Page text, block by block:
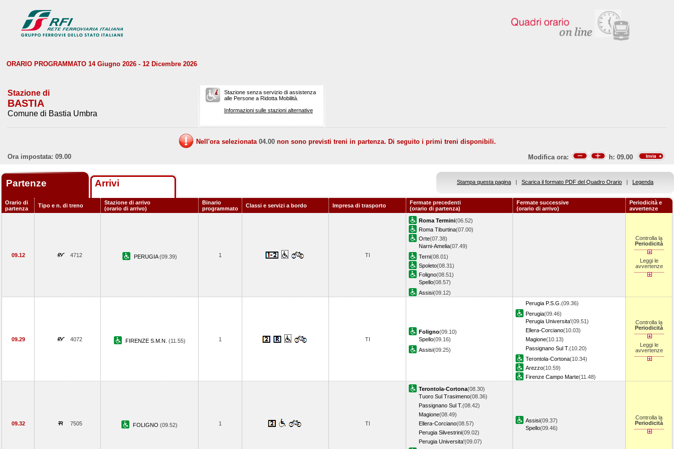
ORARIO PROGRAMMATO 14 Giugno 2026 - 12 Dicembre 2026
Stazione di
BASTIA
Comune di Bastia Umbra
Stazione senza servizio di assistenza
alle Persone a Ridotta Mobilità.
Informazioni sulle stazioni alternative
Nell'ora selezionata 04.00 non sono previsti treni in partenza. Di seguito i primi treni disponibili.
Ora impostata: 09.00
Modifica ora: h: 09.00
Partenze Arrivi Stampa questa pagina | Scarica il formato PDF del Quadro Orario | Legenda
Orario di
partenza
Tipo e n. di treno
Stazione di arrivo
(orario di arrivo)
Binario
programmato
Classi e servizi a bordo Impresa di trasporto
Fermate precedenti
(orario di partenza)
Fermate successive
(orario di arrivo)
Periodicità e
avvertenze
09.12 4712 PERUGIA(09.39) 1 TI
Roma Termini(06.52)
Roma Tiburtina(07.00)
Orte(07.38)
Narni-Amelia(07.49)
Terni(08.01)
Spoleto(08.31)
Foligno(08.51)
Spello(08.57)
Assisi(09.12)
Controlla la
Periodicità
Leggi le
avvertenze
09.29 4072 FIRENZE S.M.N. (11.55) 1 TI
Foligno(09.10)
Spello(09.16)
Assisi(09.25)
Perugia P.S.G. (09.36)
Perugia(09.46)
Perugia Universita'(09.51)
Ellera-Corciano(10.03)
Magione(10.13)
Passignano Sul T.(10.20)
Terontola-Cortona(10.34)
Arezzo(10.59)
Firenze Campo Marte(11.48)
Controlla la
Periodicità
Leggi le
avvertenze
09.32 7505 FOLIGNO (09.52) 1 TI
Terontola-Cortona(08.30)
Tuoro Sul Trasimeno(08.36)
Passignano Sul T.(08.42)
Magione(08.49)
Ellera-Corciano(08.57)
Perugia Silvestrini(09.02)
Perugia Universita'(09.07)
Assisi(09.37)
Spello(09.46)
Controlla la
Periodicità